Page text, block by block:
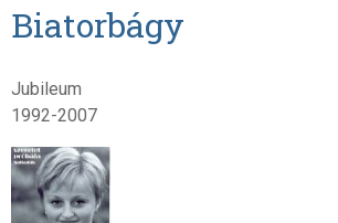
Biatorbágy
Jubileum
1992-2007